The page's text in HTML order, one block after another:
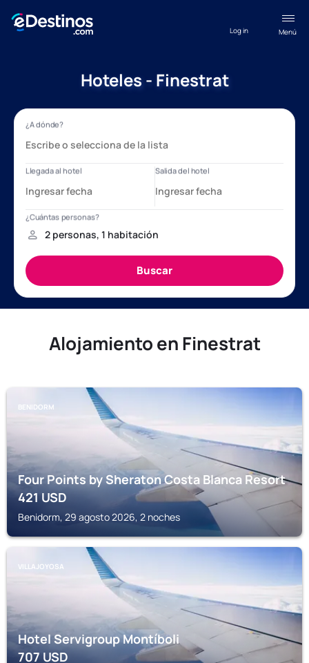
Menú
Log in
Hoteles - Finestrat
Alojamiento en Finestrat
BENIDORM
Four Points by Sheraton Costa Blanca Resort
421USD
Benidorm, 29 agosto 2026, 2 noches
VILLAJOYOSA
Hotel Servigroup Montíboli
707USD